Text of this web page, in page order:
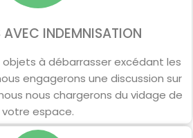
AVEC INDEMNISATION
objets à débarrasser excédant les
engagerons une discussion sur
nous chargerons du vidage de
votre espace.